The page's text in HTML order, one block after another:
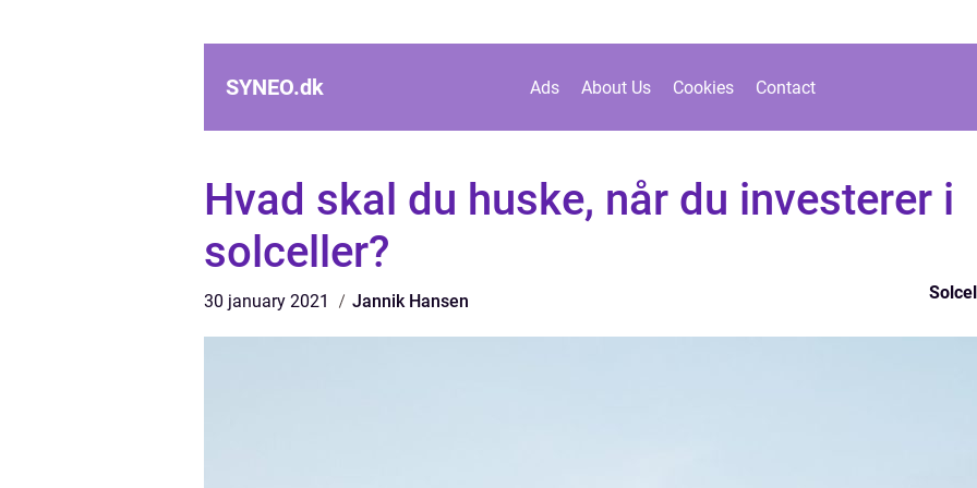
SYNEO.dk Ads About Us Cookies Contact
Hvad skal du huske, når du investerer i
solceller?
30 january 2021 Jannik Hansen